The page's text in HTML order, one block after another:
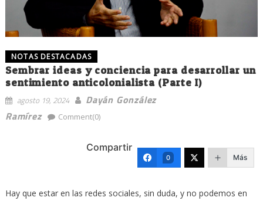
NOTAS DESTACADAS
Sembrar ideas y conciencia para desarrollar un
sentimiento anticolonialista (Parte I)
agosto 19, 2024
Dayán González
Ramírez
Comment(0)
Compartir
0 Más
Hay que estar en las redes sociales, sin duda, y no podemos en